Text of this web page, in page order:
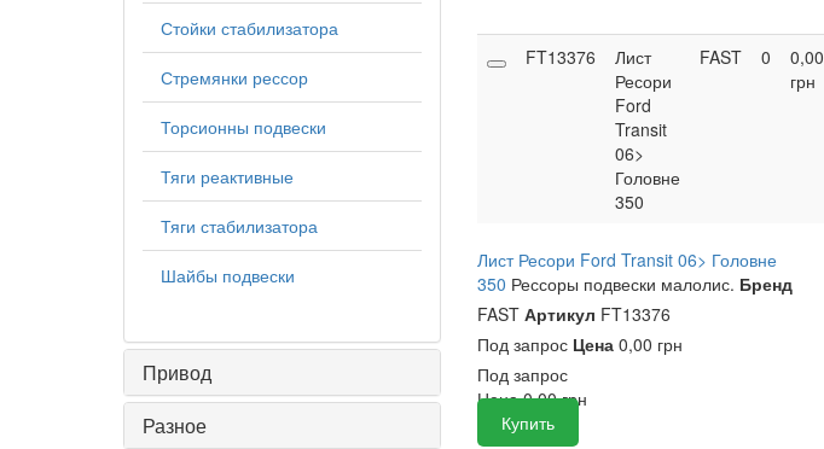
Стойки стабилизатора
Стремянки рессор
Торсионны подвески
Тяги реактивные
Тяги стабилизатора
Шайбы подвески
Привод
Разное
FT13376
Лист
Ресори
Ford
Transit
06>
Головне
350
FAST 0
0,00
грн
Лист Ресори Ford Transit 06> Головне
350 Рессоры подвески малолис. Бренд
FAST Артикул FT13376
Под запрос Цена0,00 грн
Под запрос
Цена 0,00грн
Купить